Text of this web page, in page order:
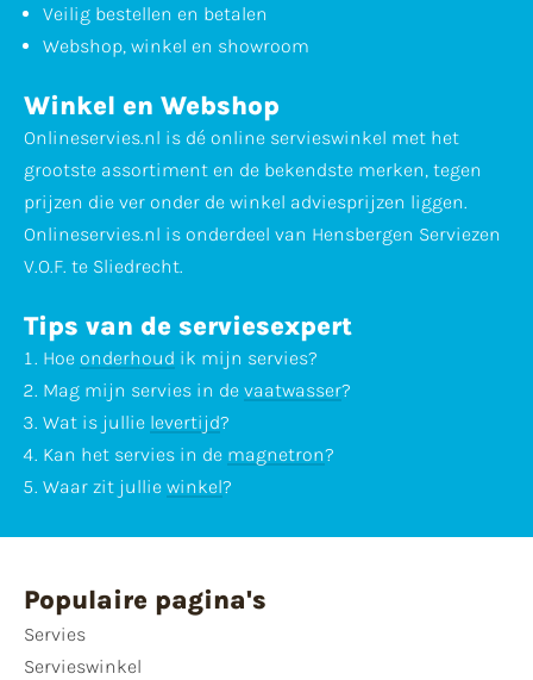
Veilig bestellen en betalen
Webshop, winkel en showroom
Winkel en Webshop
Onlineservies.nl is dé online servieswinkel met het
grootste assortiment en de bekendste merken, tegen
prijzen die ver onder de winkel adviesprijzen liggen.
Onlineservies.nl is onderdeel van Hensbergen Serviezen
V.O.F. te Sliedrecht.
Tips van de serviesexpert
Hoe onderhoud ik mijn servies?
Mag mijn servies in de vaatwasser?
Wat is jullie levertijd?
Kan het servies in de magnetron?
Waar zit jullie winkel?
Populaire pagina's
Servies
Servieswinkel